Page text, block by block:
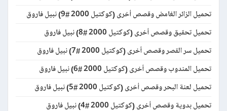
تحميل الزائر الغامض وقصص أخرى (كوكتيل 2000 #9) نبيل فاروق
تحميل تحقيق وقصص أخرى (كوكتيل 2000 #8) نبيل فاروق
تحميل سر القصر وقصص أخرى (كوكتيل 2000 #7) نبيل فاروق
تحميل المندوب وقصص أخرى (كوكتيل 2000 #6) نبيل فاروق
تحميل لعنة البحر وقصص أخرى (كوكتيل 2000 #5) نبيل فاروق
تحميل بدوية وقصص أخرى (كوكتيل 2000 #4) نبيل فاروق